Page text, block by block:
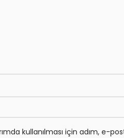
kullanılması için adım, e-